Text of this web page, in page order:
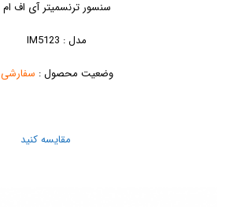
سنسور ترنسمیتر آی اف ام
مدل : IM5123
وضعیت محصول : سفارشی
مقایسه کنید